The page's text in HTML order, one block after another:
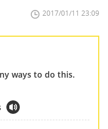
2017/01/11 23:09
ways to do this.